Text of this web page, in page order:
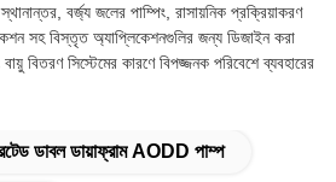
বর্জ্য জলের পাম্পিং, রাসায়নিক প্রক্রিয়াকরণ
সহ বিস্তৃত অ্যাপ্লিকেশনগুলির জন্য ডিজাইন করা
বিতরণ সিস্টেমের কারণে বিপজ্জনক পরিবেশে ব্যবহারের
ডাবল ডায়াফ্রাম AODD পাম্প